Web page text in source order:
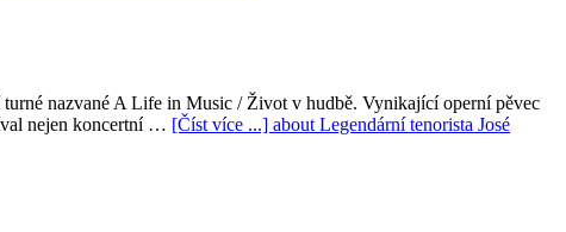
turné nazvané A Life in Music / Život v hudbě. Vynikající operní pěvec
nejen koncertní … [Číst více ...] about Legendární tenorista José